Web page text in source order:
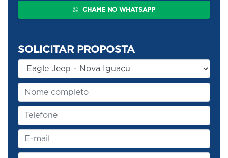
CHAME NO WHATSAPP
SOLICITAR PROPOSTA